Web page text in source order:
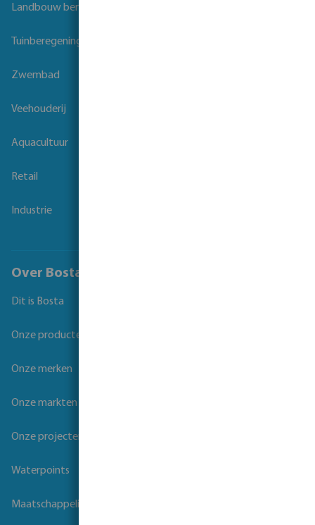
Landbouw beregening
Tuinberegening
Zwembad
Veehouderij
Aquacultuur
Retail
Industrie
Over Bosta
Dit is Bosta
Onze producten
Onze merken
Onze markten
Onze projecten
Waterpoints
Maatschappelijk verantwoord ondernemen